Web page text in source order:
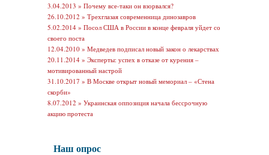
3.04.2013 » Почему все-таки он взорвался?
26.10.2012 » Трехглазая современница динозавров
5.02.2014 » Посол США в России в конце февраля уйдет со
своего поста
12.04.2010 » Медведев подписал новый закон о лекарствах
20.11.2014 » Эксперты: успех в отказе от курения –
мотивированный настрой
31.10.2017 » В Москве открыт новый мемориал – «Стена
скорби»
8.07.2012 » Украинская оппозиция начала бессрочную
акцию протеста
Наш опрос